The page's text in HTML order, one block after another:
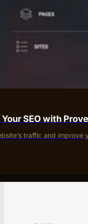
SEO with
traffic and